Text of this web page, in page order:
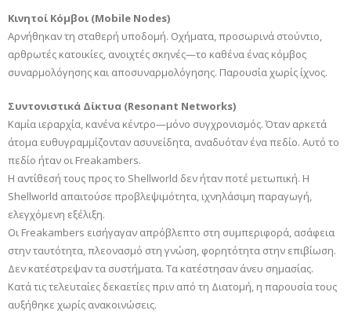
Κινητοί Κόμβοι (Mobile Nodes)
Αρνήθηκαν τη σταθερή υποδομή. Οχήματα, προσωρινά στούντιο,
αρθρωτές κατοικίες, ανοιχτές σκηνές—το καθένα ένας κόμβος
συναρμολόγησης και αποσυναρμολόγησης. Παρουσία χωρίς ίχνος.
Συντονιστικά Δίκτυα (Resonant Networks)
Καμία ιεραρχία, κανένα κέντρο—μόνο συγχρονισμός. Όταν αρκετά
άτομα ευθυγραμμίζονταν ασυνείδητα, αναδυόταν ένα πεδίο. Αυτό το
πεδίο ήταν οι Freakambers.
Η αντίθεσή τους προς το Shellworld δεν ήταν ποτέ μετωπική. Η
Shellworld απαιτούσε προβλεψιμότητα, ιχνηλάσιμη παραγωγή,
ελεγχόμενη εξέλιξη.
Οι Freakambers εισήγαγαν απρόβλεπτο στη συμπεριφορά, ασάφεια
στην ταυτότητα, πλεονασμό στη γνώση, φορητότητα στην επιβίωση.
Δεν κατέστρεψαν τα συστήματα. Τα κατέστησαν άνευ σημασίας.
Κατά τις τελευταίες δεκαετίες πριν από τη Διατομή, η παρουσία τους
αυξήθηκε χωρίς ανακοινώσεις.